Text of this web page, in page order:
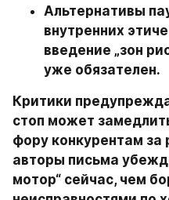
Альтернативы
внутренних
введение „зон
уже обязателен.
Критики
стоп может
фору конкурентам
авторы письма
мотор“ сейчас, чем